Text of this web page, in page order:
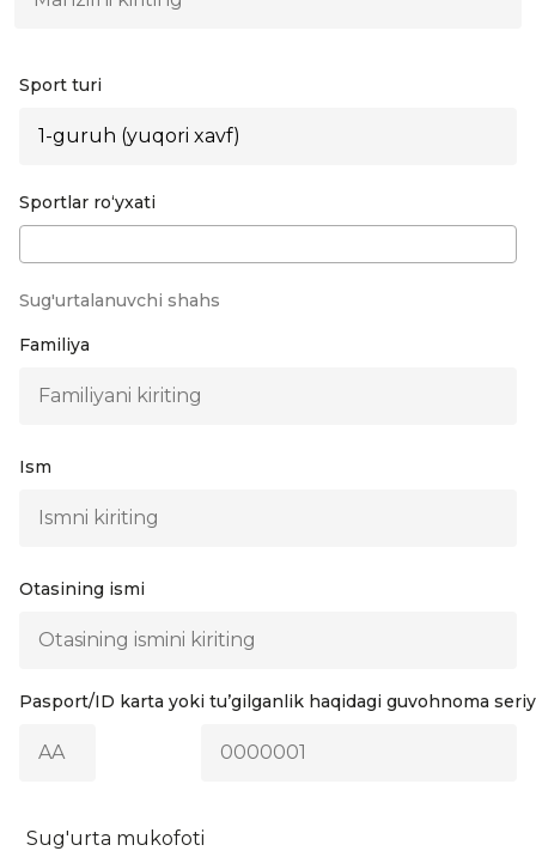
Sport turi
Sportlar roʻyxati
Sug'urtalanuvchi shahs
Familiya
Ism
Otasining ismi
Pasport/ID karta yoki tu’gilganlik haqidagi guvohnoma
Sug'urta mukofoti